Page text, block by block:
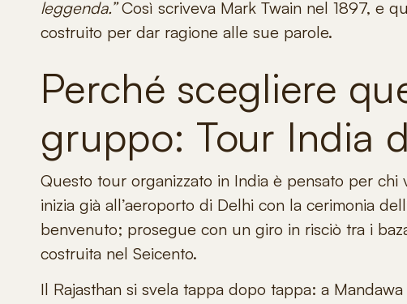
leggenda.”Così scriveva Mark Twain nel 1897, e
costruito per dar ragione alle sue parole.
Perché scegliere
gruppo: Tour India
Questo tour organizzato in India è pensato per chi
inizia già all’aeroporto di Delhi con la cerimonia
benvenuto; prosegue con un giro in risciò tra i
costruita nel Seicento.
Il Rajasthan si svela tappa dopo tappa: a